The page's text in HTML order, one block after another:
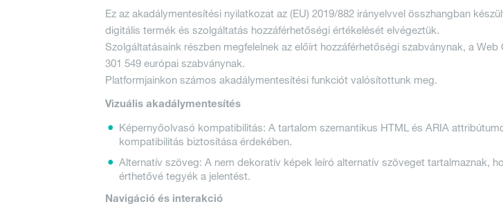
Otthoni fűtés és hűtés
Katalógusok
Bezárás
Bezárás
Bezárás
Ez az akadálymentesítési nyilatkozat az (EU) 2019/882 irányelvvel összhangban
digitális termék és szolgáltatás hozzáférhetőségi értékelését elvégeztük.
Szolgáltatásaink részben megfelelnek az előírt hozzáférhetőségi szabványnak, a
301 549 európai szabványnak.
Platformjainkon számos akadálymentesítési funkciót valósítottunk meg.
Vizuális akadálymentesítés
Képernyőolvasó kompatibilitás: A tartalom szemantikus HTML és ARIA
kompatibilitás biztosítása érdekében.
Alternatív szöveg: A nem dekoratív képek leíró alternatív szöveget tartalmaznak,
érthetővé tegyék a jelentést.
Navigáció és interakció